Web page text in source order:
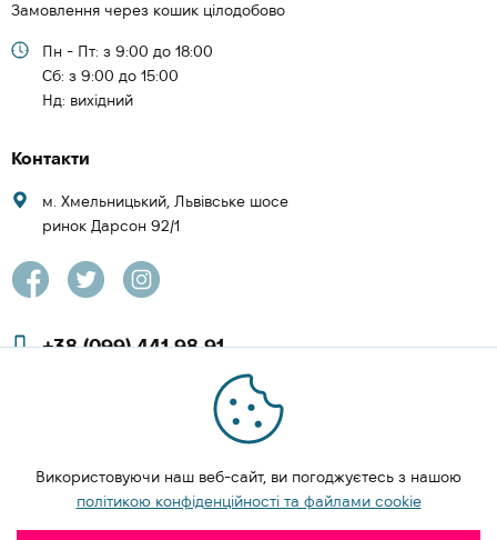
Замовлення через кошик цілодобово
Пн - Пт: з 9:00 до 18:00
Cб: з 9:00 до 15:00
Нд: вихідний
Контакти
м. Хмельницький, Львівське шосе
ринок Дарсон 92/1
+38 (099) 441 98 91
+38 (097) 423 08 00
zachesa86@gmail.com
ЗАМОВИТИ ДЗВІНОК
Використовуючи наш веб-сайт, ви погоджуєтесь з нашою
політикою конфіденційності та файлами cookie